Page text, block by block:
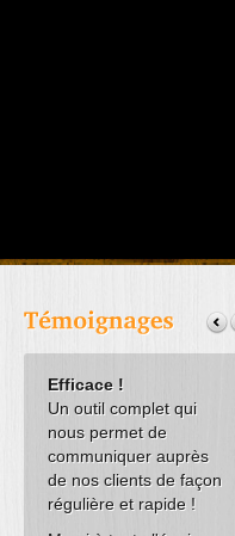
Efficace !
Un outil complet qui
nous permet de
communiquer auprès
de nos clients de façon
régulière et rapide !